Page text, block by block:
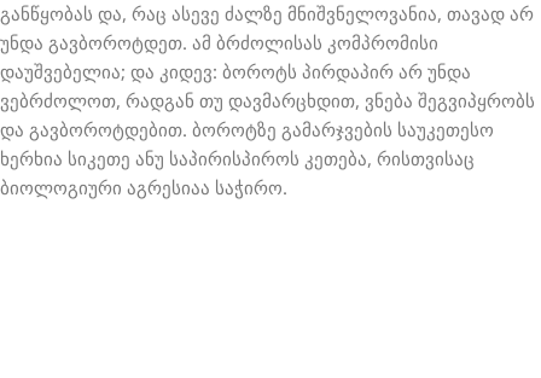
განწყობას და, რაც ასევე ძალზე მნიშვნელოვანია, თავად არ
უნდა გავბოროტდეთ. ამ ბრძოლისას კომპრომისი
დაუშვებელია; და კიდევ: ბოროტს პირდაპირ არ უნდა
ვებრძოლოთ, რადგან თუ დავმარცხდით, ვნება შეგვიპყრობს
და გავბოროტდებით. ბოროტზე გამარჯვების საუკეთესო
ხერხია სიკეთე ანუ საპირისპიროს კეთება, რისთვისაც
ბიოლოგიური აგრესიაა საჭირო.